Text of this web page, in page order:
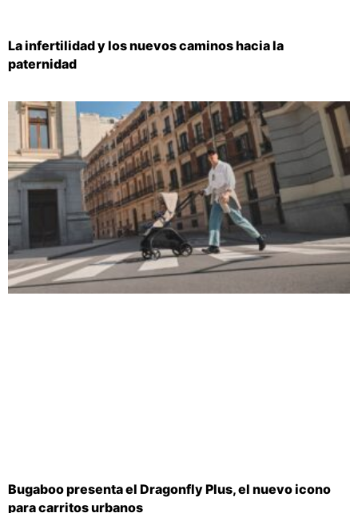
La infertilidad y los nuevos caminos hacia la
paternidad
Bugaboo presenta el Dragonfly Plus, el nuevo icono
para carritos urbanos